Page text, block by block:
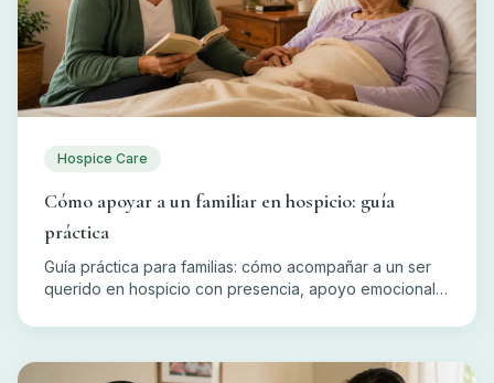
Hospice Care
Cómo apoyar a un familiar en hospicio: guía
práctica
Guía práctica para familias: cómo acompañar a un ser
querido en hospicio con presencia, apoyo emocional,